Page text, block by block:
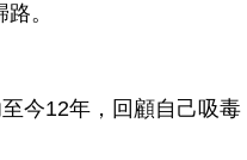
。
今12年，回顧自己吸毒